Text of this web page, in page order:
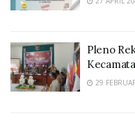
Pleno
29